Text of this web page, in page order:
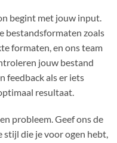
begint met jouw input.
bestandsformaten zoals
formaten, en ons team
jouw bestand
feedback als er iets
resultaat.
probleem. Geef ons de
stijl die je voor ogen hebt,